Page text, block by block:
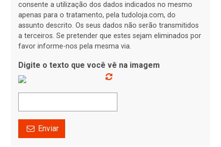
consente a utilização dos dados indicados no mesmo
apenas para o tratamento, pela tudoloja.com, do
assunto descrito. Os seus dados não serão transmitidos
a terceiros. Se pretender que estes sejam eliminados por
favor informe-nos pela mesma via.
Digite o texto que você vê na imagem
Enviar